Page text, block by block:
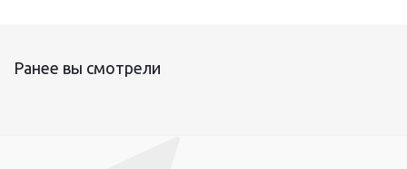
Ранее вы смотрели